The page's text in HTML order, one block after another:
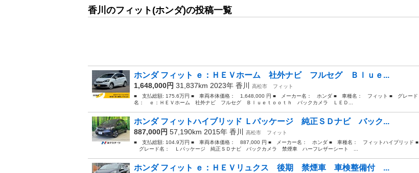
香川のフィット(ホンダ)の投稿一覧
ホンダ フィット ｅ：ＨＥＶホーム 社外ナビ フルセグ Ｂｌｕｅ...
1,648,000円 31,837km 2023年 香川 高松市
フィット
■ 支払総額: 175.6万円 ■ 車両本体価格： 1,648,000 円 ■ メーカー名： ホンダ ■ 車種名： フィット ■ グレード
名： ｅ：ＨＥＶホーム 社外ナビ フルセグ Ｂｌｕｅｔｏｏｔｈ バックカメラ ＬＥＤ...
ホンダ フィットハイブリッド Ｌパッケージ 純正ＳＤナビ バック...
887,000円 57,190km 2015年 香川 高松市
フィット
■ 支払総額: 104.9万円 ■ 車両本体価格： 887,000 円 ■ メーカー名： ホンダ ■ 車種名： フィットハイブリッド ■
グレード名： Ｌパッケージ 純正ＳＤナビ バックカメラ 禁煙車 ハーフレザーシート ...
ホンダ フィット ｅ：ＨＥＶリュクス 後期 禁煙車 車検整備付 ...